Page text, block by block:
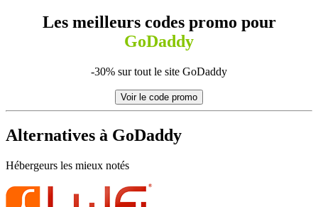
Les meilleurs codes promo pour
GoDaddy
-30% sur tout le site GoDaddy
Voir le code promo
Alternatives à GoDaddy
Hébergeurs les mieux notés